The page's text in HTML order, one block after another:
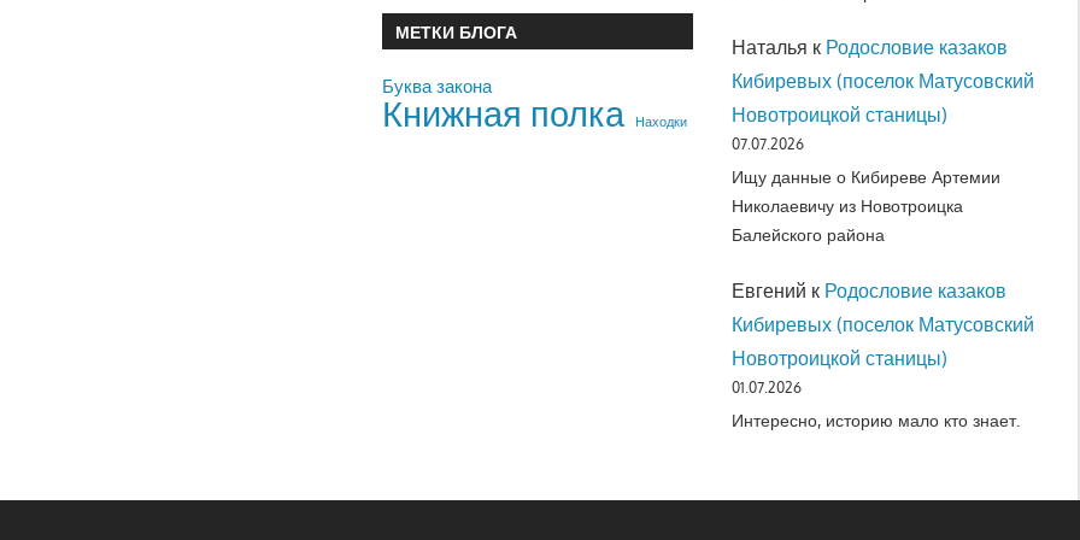
МЕТКИ БЛОГА
Буква закона
Книжная полка Находки
Наталья к Родословие казаков
Кибиревых (поселок Матусовский
Новотроицкой станицы)
07.07.2026
Ищу данные о Кибиреве Артемии
Николаевичу из Новотроицка
Балейского района
Евгений к Родословие казаков
Кибиревых (поселок Матусовский
Новотроицкой станицы)
01.07.2026
Интересно, историю мало кто знает.